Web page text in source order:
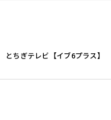
とちぎテレビ【イブ6プラス】